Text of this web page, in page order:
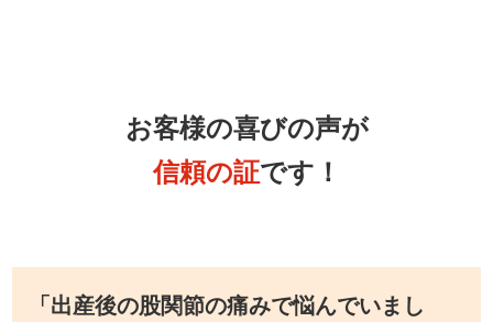
お客様の喜びの声が
信頼の証です！
「出産後の股関節の痛みで悩んでいまし